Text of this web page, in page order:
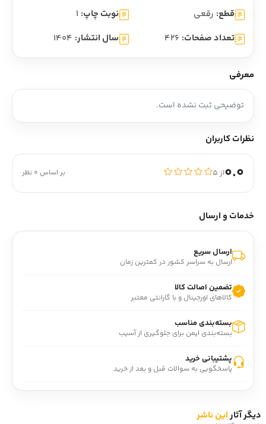
قطع: رقعی نوبت چاپ: 1
تعداد صفحات: 426 سال انتشار: 1404
معرفی
توضیحی ثبت نشده است.
نظرات کاربران
0.0از ۵ بر اساس 0 نظر
خدمات و ارسال
ارسال سریع
ارسال به سراسر کشور در کمترین زمان
تضمین اصالت کالا
کالاهای اورجینال و با گارانتی معتبر
بسته‌بندی مناسب
بسته‌بندی ایمن برای جلوگیری از آسیب
پشتیبانی خرید
پاسخگویی به سوالات قبل و بعد از خرید
دیگر آثاراین ناشر